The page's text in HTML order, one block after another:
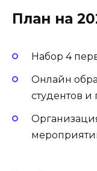
План на
Набор 4
Онлайн
студентов и